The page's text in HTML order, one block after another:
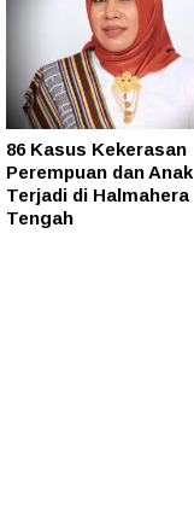
86 Kasus Kekerasan
Perempuan dan Anak
Terjadi di Halmahera
Tengah